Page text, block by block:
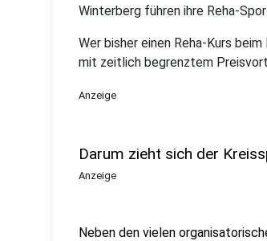
Winterberg führen ihre Reha-
Wer bisher einen Reha-Kurs
mit zeitlich begrenztem
Anzeige
Darum zieht sich der
Anzeige
Neben den vielen